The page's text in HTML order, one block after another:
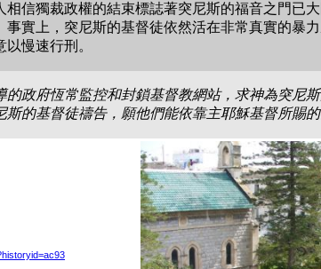
相信獨裁政權的結束標誌著突尼斯的福音之門已
事實上，突尼斯的基督徒依然活在非常真實的暴
慢速行刑。
的政府恆常監控和封鎖基督教網站，求神為突尼
斯的基督徒禱告，願他們能依靠主耶穌基督所賜